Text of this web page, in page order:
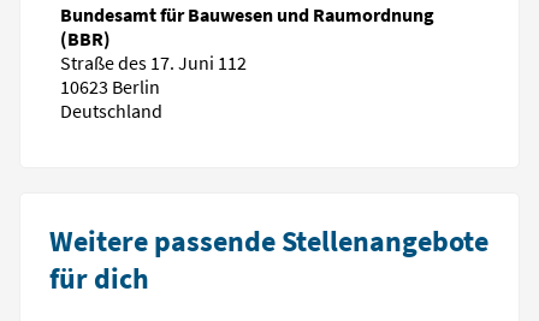
Bundesamt für Bauwesen und Raumordnung
(BBR)
Straße des 17. Juni 112
10623 Berlin
Deutschland
Weitere passende Stellenangebote
für dich